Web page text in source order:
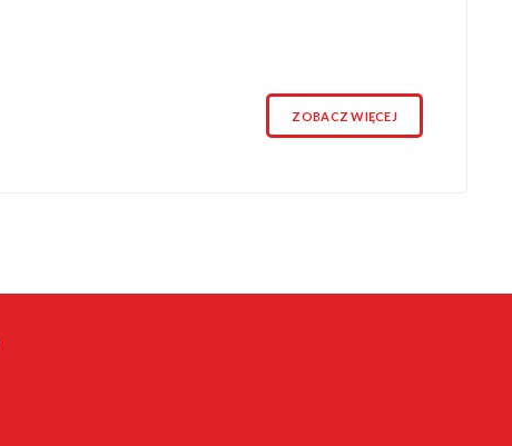
ZOBACZ WIĘCEJ